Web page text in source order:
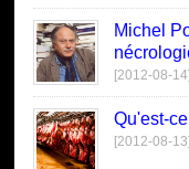
Michel
[2012-08-
Qu'est-
[2012-08-